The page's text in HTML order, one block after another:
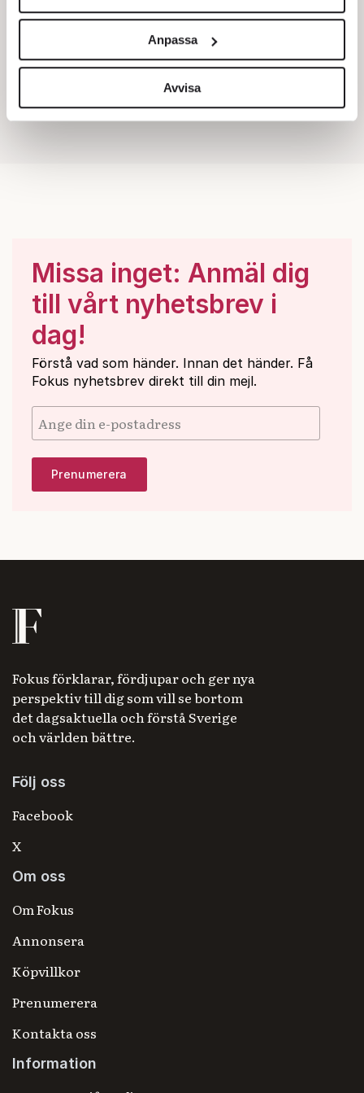
Vi använder enhetsidentifierare för att anpassa innehållet
för sociala medier och analysera vår trafik. Vi
vidarebefordrar även sådana identifierare och annan
information från din enhet till de sociala medier och
annons- och analysföretag som vi samarbetar med.
Dessa kan i sin tur kombinera informationen med annan
Anpassa
Avvisa
Missa inget: Anmäl dig
till vårt nyhetsbrev i
dag!
Förstå vad som händer. Innan det händer. Få
Fokus nyhetsbrev direkt till din mejl.
Fokus förklarar, fördjupar och ger nya
perspektiv till dig som vill se bortom
det dagsaktuella och förstå Sverige
och världen bättre.
Följ oss
Facebook
X
Om oss
Om Fokus
Annonsera
Köpvillkor
Prenumerera
Kontakta oss
Information